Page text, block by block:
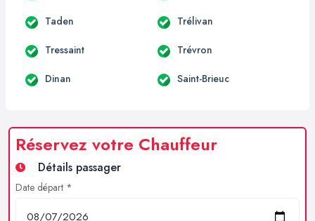
Taden Trélivan
Tressaint Trévron
Dinan Saint-Brieuc
Réservez votre Chauffeur
Détails passager
Date départ *